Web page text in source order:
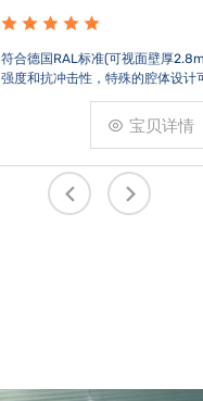
符合德国RAL标准(可视面壁厚
强度和抗冲击性，特殊的腔体设计
和刚性的要求。
宝贝详情